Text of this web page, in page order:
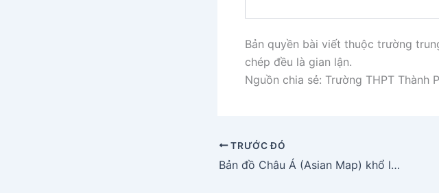
Bản quyền bài viết thuộc trường
chép đều là gian lận.
Nguồn chia sẻ: Trường THPT Thành
TRƯỚC ĐÓ
Bản đồ Châu Á (Asian Map) khổ lớn phóng to mới nhất